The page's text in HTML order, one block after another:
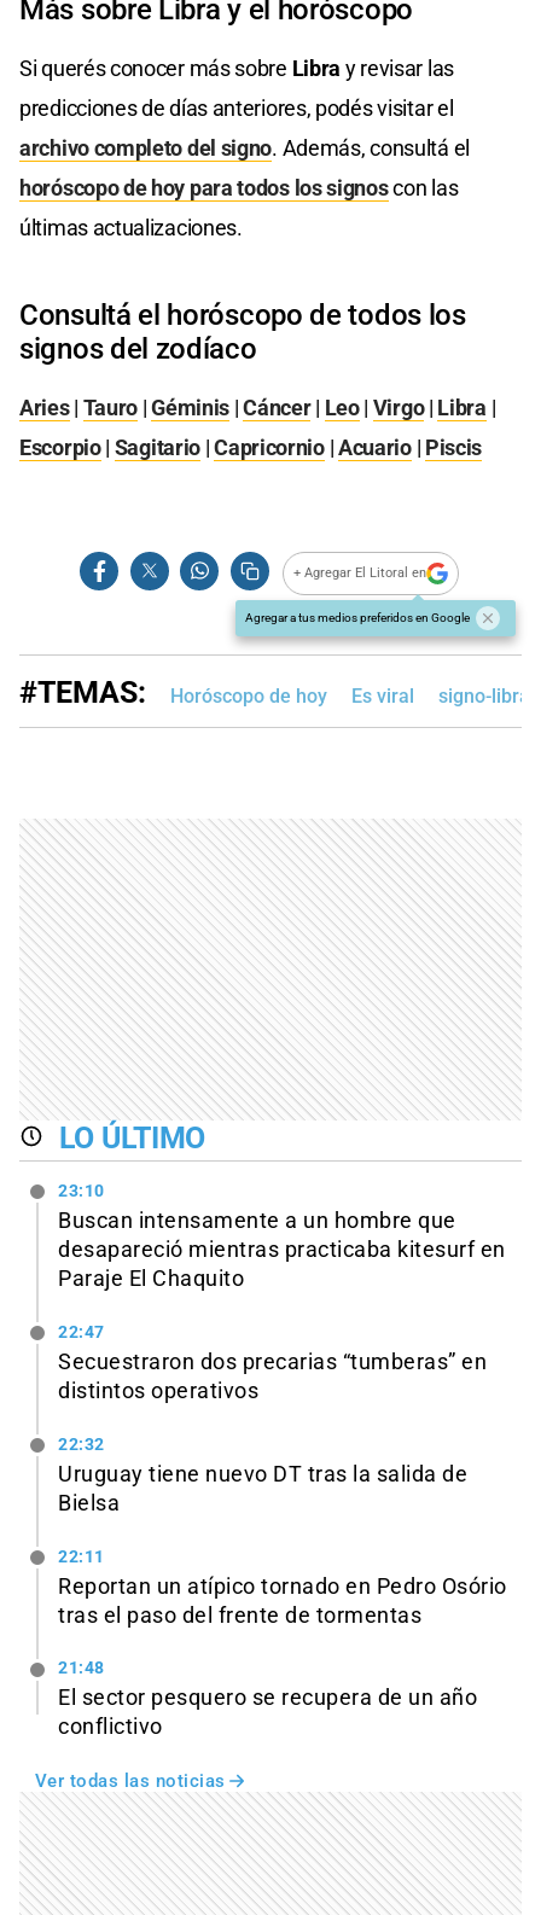
Más sobre Libra y el horóscopo
Si querés conocer más sobre Libra y revisar las
predicciones de días anteriores, podés visitar el
archivo completo del signo. Además, consultá el
horóscopo de hoy para todos los signoscon las
últimas actualizaciones.
Consultá el horóscopo de todos los
signos del zodíaco
Aries| Tauro |Géminis |Cáncer| Leo| Virgo| Libra |
Escorpio| Sagitario |Capricornio|Acuario| Piscis
+ Agregar El Litoral en
Agregar a tus medios preferidos en Google
#TEMAS: Horóscopo de hoy Es viral signo-libra
LO ÚLTIMO
23:10
Buscan intensamente a un hombre que
desapareció mientras practicaba kitesurf en
Paraje El Chaquito
22:47
Secuestraron dos precarias “tumberas” en
distintos operativos
22:32
Uruguay tiene nuevo DT tras la salida de
Bielsa
22:11
Reportan un atípico tornado en Pedro Osório
tras el paso del frente de tormentas
21:48
El sector pesquero se recupera de un año
conflictivo
Ver todas las noticias